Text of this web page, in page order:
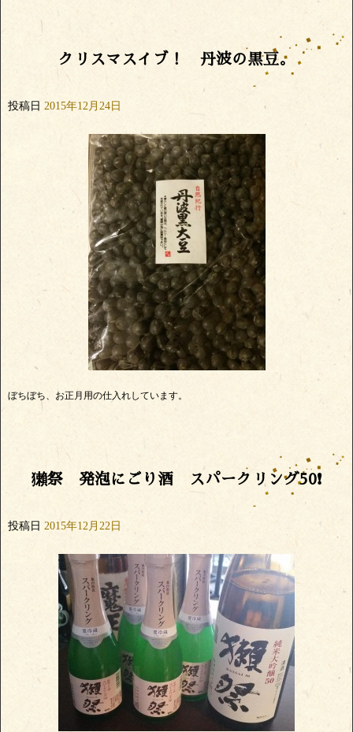
クリスマスイブ！ 丹波の黒豆。
投稿日 2015年12月24日
ぼちぼち、お正月用の仕入れしています。
獺祭 発泡にごり酒 スパークリング50❗
投稿日 2015年12月22日